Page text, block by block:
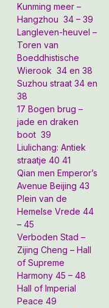
Kunming meer –
Hangzhou 34 – 39
Langleven-heuvel –
Toren van
Boeddhistische
Wierook 34 en 38
Suzhou straat 34 en
38
17 Bogen brug –
jade en draken
boot 39
Liulichang: Antiek
straatje 40 41
Qian men Emperor’s
Avenue Beijing 43
Plein van de
Hemelse Vrede 44
– 45
Verboden Stad –
Zijing Cheng – Hall
of Supreme
Harmony 45 – 48
Hall of Imperial
Peace 49